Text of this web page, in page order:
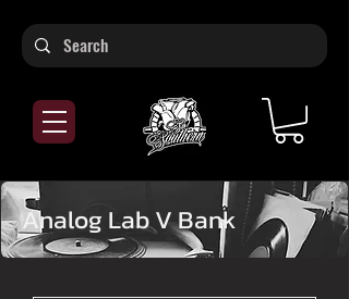
Analog Lab V Bank